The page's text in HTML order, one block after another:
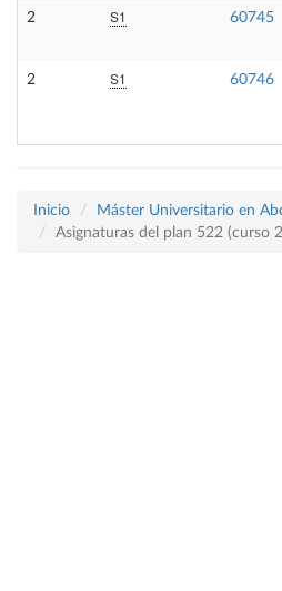
2 S1 60745
2 S1 60746
Inicio
Máster Universitario en
Asignaturas del plan 522 (curso